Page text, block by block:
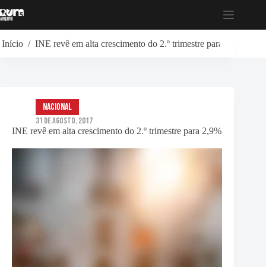
para
Início / INE revê em alta crescimento do 2.º trimestre para 2,9%
INE revê em alta crescimento do 2.º trimestre para 2,9%
Nacional
31 de Agosto, 2017